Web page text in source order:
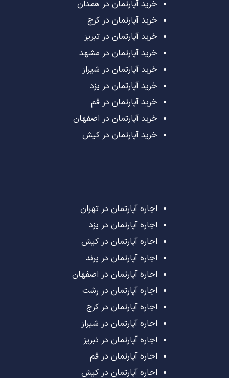
خرید آپارتمان در همدان
خرید آپارتمان در کرج
خرید آپارتمان در تبریز
خرید آپارتمان در مشهد
خرید آپارتمان در شیراز
خرید آپارتمان در یزد
خرید آپارتمان در قم
خرید آپارتمان در اصفهان
خرید آپارتمان در کیش
اجاره آپارتمان در تهران
اجاره آپارتمان در یزد
اجاره آپارتمان در کیش
اجاره آپارتمان در پرند
اجاره آپارتمان در اصفهان
اجاره آپارتمان در رشت
اجاره آپارتمان در کرج
اجاره آپارتمان در شیراز
اجاره آپارتمان در تبریز
اجاره آپارتمان در قم
اجاره آپارتمان در کیش